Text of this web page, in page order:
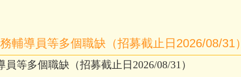
輔導員等多個職缺（招募截止日2026/08/31）
等多個職缺（招募截止日2026/08/31）